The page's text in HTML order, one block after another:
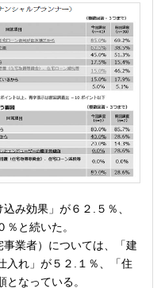
み効果」が６２.５％、
％と続いた。
事業者）については、「建
入れ」が５２.１％、「住
なっている。